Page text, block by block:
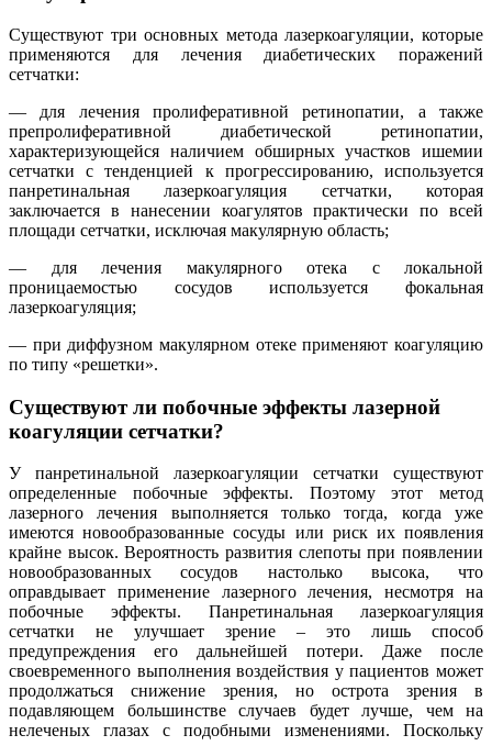
Существуют три основных метода лазеркоагуляции, которые
применяются для лечения диабетических поражений
сетчатки:
— для лечения пролиферативной ретинопатии, а также
препролиферативной диабетической ретинопатии,
характеризующейся наличием обширных участков ишемии
сетчатки с тенденцией к прогрессированию, используется
панретинальная лазеркоагуляция сетчатки, которая
заключается в нанесении коагулятов практически по всей
площади сетчатки, исключая макулярную область;
— для лечения макулярного отека с локальной
проницаемостью сосудов используется фокальная
лазеркоагуляция;
— при диффузном макулярном отеке применяют коагуляцию
по типу «решетки».
Существуют ли побочные эффекты лазерной
коагуляции сетчатки?
У панретинальной лазеркоагуляции сетчатки существуют
определенные побочные эффекты. Поэтому этот метод
лазерного лечения выполняется только тогда, когда уже
имеются новообразованные сосуды или риск их появления
крайне высок. Вероятность развития слепоты при появлении
новообразованных сосудов настолько высока, что
оправдывает применение лазерного лечения, несмотря на
побочные эффекты. Панретинальная лазеркоагуляция
сетчатки не улучшает зрение – это лишь способ
предупреждения его дальнейшей потери. Даже после
своевременного выполнения воздействия у пациентов может
продолжаться снижение зрения, но острота зрения в
подавляющем большинстве случаев будет лучше, чем на
нелеченых глазах с подобными изменениями. Поскольку